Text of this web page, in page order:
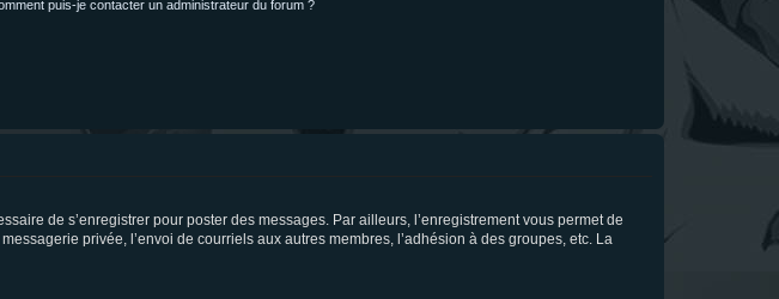
puis-je contacter un administrateur du forum ?
de s’enregistrer pour poster des messages. Par ailleurs, l’enregistrement vous permet de
privée, l’envoi de courriels aux autres membres, l’adhésion à des groupes, etc. La